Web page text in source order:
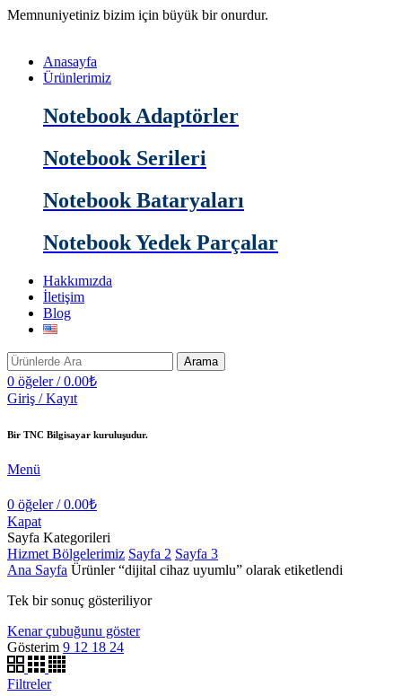
Memnuniyetiniz bizim için büyük bir onurdur.
Anasayfa
Ürünlerimiz
Notebook Adaptörler
Notebook Serileri
Notebook Bataryaları
Notebook Yedek Parçalar
Hakkımızda
İletişim
Blog
Arama
0 öğeler / 0.00₺
Giriş / Kayıt
Bir TNC Bilgisayar kuruluşudur.
Menü
0 öğeler / 0.00₺
Kapat
Sayfa Kategorileri
Hizmet Bölgelerimiz Sayfa 2 Sayfa 3
Ana Sayfa Ürünler “dijital cihaz uyumlu” olarak etiketlendi
Tek bir sonuç gösteriliyor
Kenar çubuğunu göster
Gösterim 9 12 18 24
Filtreler